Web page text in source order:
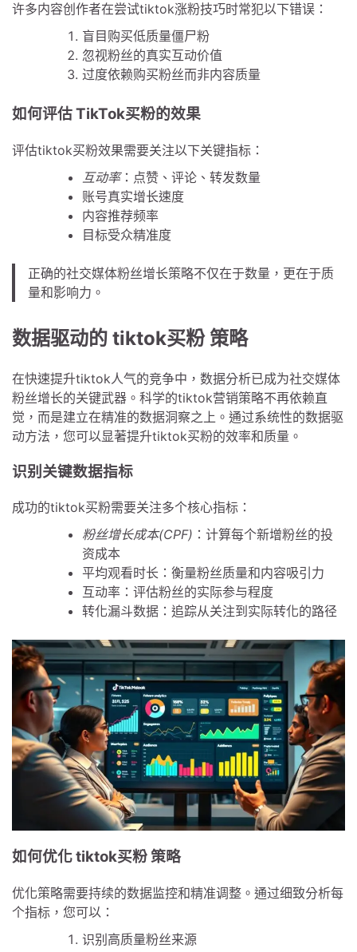
许多内容创作者在尝试tiktok涨粉技巧时常犯以下错误：
盲目购买低质量僵尸粉
忽视粉丝的真实互动价值
过度依赖购买粉丝而非内容质量
如何评估 TikTok买粉的效果
评估tiktok买粉效果需要关注以下关键指标：
互动率：点赞、评论、转发数量
账号真实增长速度
内容推荐频率
目标受众精准度
正确的社交媒体粉丝增长策略不仅在于数量，更在于质
量和影响力。
数据驱动的 tiktok买粉 策略
在快速提升tiktok人气的竞争中，数据分析已成为社交媒体
粉丝增长的关键武器。科学的tiktok营销策略不再依赖直
觉，而是建立在精准的数据洞察之上。通过系统性的数据驱
动方法，您可以显著提升tiktok买粉的效率和质量。
识别关键数据指标
成功的tiktok买粉需要关注多个核心指标：
粉丝增长成本(CPF) ：计算每个新增粉丝的投
资成本
平均观看时长：衡量粉丝质量和内容吸引力
互动率：评估粉丝的实际参与程度
转化漏斗数据：追踪从关注到实际转化的路径
如何优化 tiktok买粉 策略
优化策略需要持续的数据监控和精准调整。通过细致分析每
个指标，您可以：
识别高质量粉丝来源